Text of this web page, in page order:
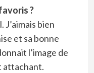
?
bien
et sa bonne
l’image de
attachant.